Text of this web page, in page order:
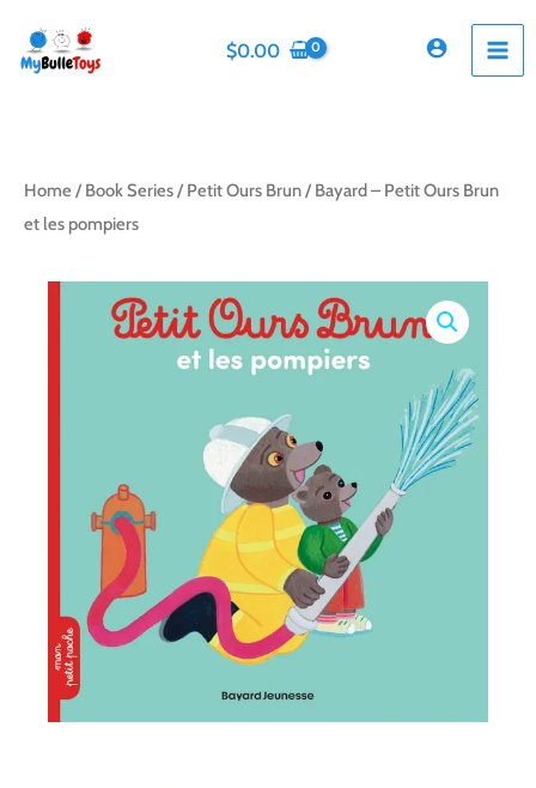
content
$0.00
Home / Book Series/ Petit Ours Brun/ Bayard – Petit Ours Brun
et les pompiers